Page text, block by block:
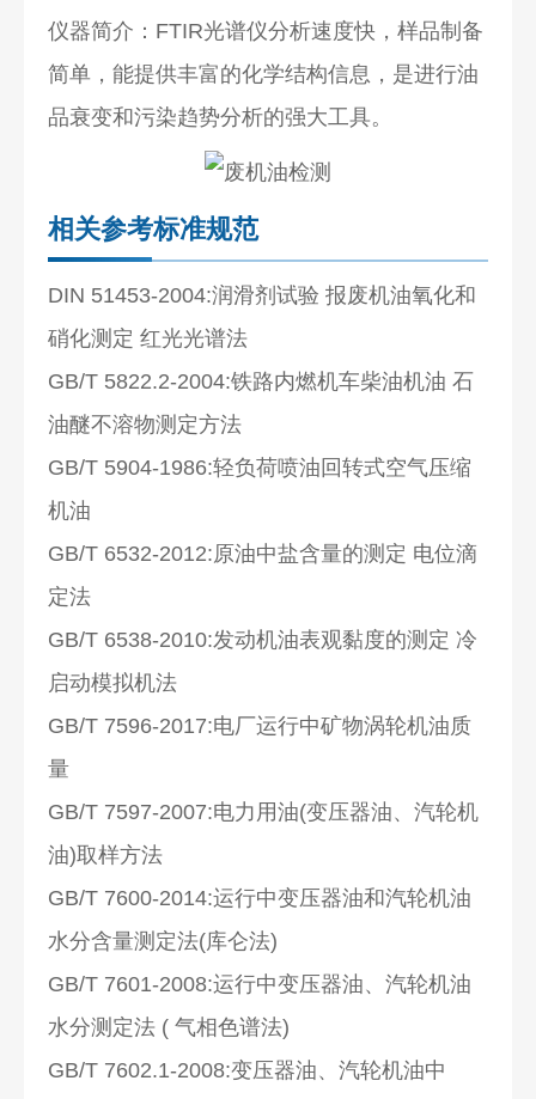
仪器简介：FTIR光谱仪分析速度快，样品制备
简单，能提供丰富的化学结构信息，是进行油
品衰变和污染趋势分析的强大工具。
相关参考标准规范
DIN 51453-2004:润滑剂试验 报废机油氧化和
硝化测定 红光光谱法
GB/T 5822.2-2004:铁路内燃机车柴油机油 石
油醚不溶物测定方法
GB/T 5904-1986:轻负荷喷油回转式空气压缩
机油
GB/T 6532-2012:原油中盐含量的测定 电位滴
定法
GB/T 6538-2010:发动机油表观黏度的测定 冷
启动模拟机法
GB/T 7596-2017:电厂运行中矿物涡轮机油质
量
GB/T 7597-2007:电力用油(变压器油、汽轮机
油)取样方法
GB/T 7600-2014:运行中变压器油和汽轮机油
水分含量测定法(库仑法)
GB/T 7601-2008:运行中变压器油、汽轮机油
水分测定法 ( 气相色谱法)
GB/T 7602.1-2008:变压器油、汽轮机油中